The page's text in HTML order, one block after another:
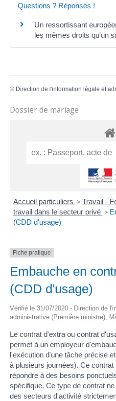
Questions ? Réponses !
Un ressortissant
les mêmes droits qu'un
© Direction de l'information légale et
Dossier de mariage
Accueil particuliers > Travail -
travail dans le secteur privé >
(CDD d'usage)
Fiche pratique
Embauche en
(CDD d'usage)
Vérifié le 31/07/2020 - Direction de
administrative (Première ministre),
Le contrat d'extra ou contrat
permet à un employeur
l'exécution d'une tâche précise
à plusieurs journées). Ce
répondre à des besoins
spécifique. Ce type de contrat
des secteurs d'activité